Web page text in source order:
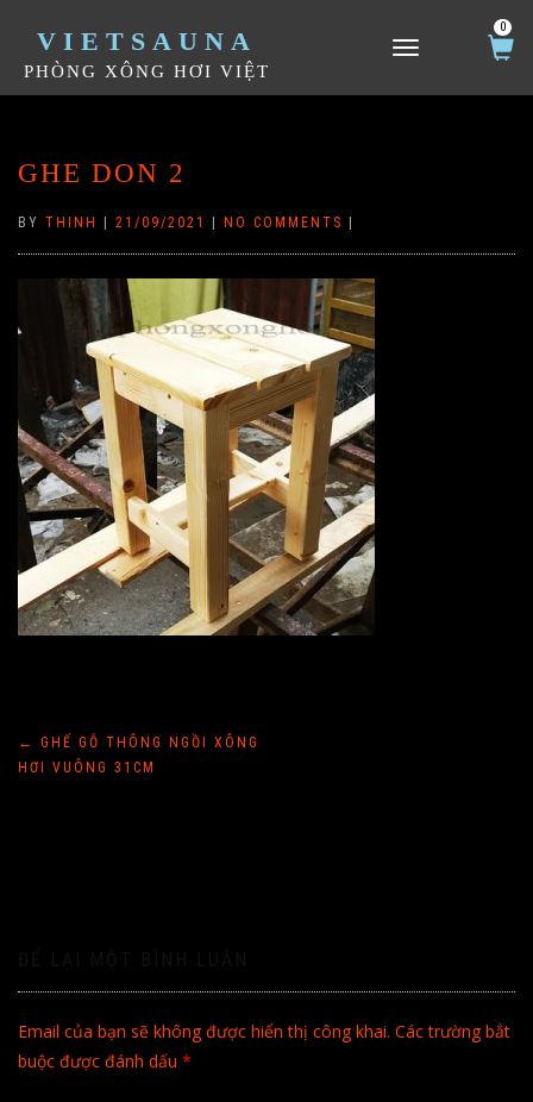
VIETSAUNA
PHÒNG XÔNG HƠI VIỆT
TOGGLE NAVIGATION
0
GHE DON 2
BY THINH 21/09/2021 NO COMMENTS
Điều
←
GHẾ GỖ THÔNG NGỒI XÔNG
HƠI VUÔNG 31CM
Email của bạn sẽ không được hiển thị công khai. Các trường bắt
buộc được đánh dấu *